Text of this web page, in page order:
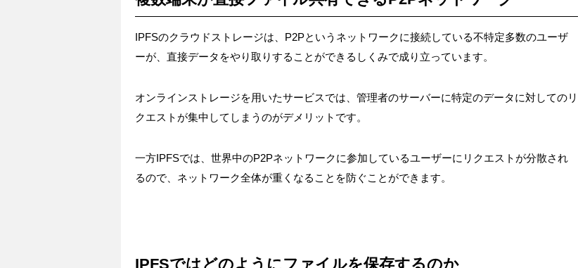
IPFSのクラウドストレージは、P2Pというネットワークに接続している不特定多数のユーザ
ーが、直接データをやり取りすることができるしくみで成り立っています。
オンラインストレージを用いたサービスでは、管理者のサーバーに特定のデータに対してのリ
クエストが集中してしまうのがデメリットです。
一方IPFSでは、世界中のP2Pネットワークに参加しているユーザーにリクエストが分散され
るので、ネットワーク全体が重くなることを防ぐことができます。
IPFSではどのようにファイルを保存するのか